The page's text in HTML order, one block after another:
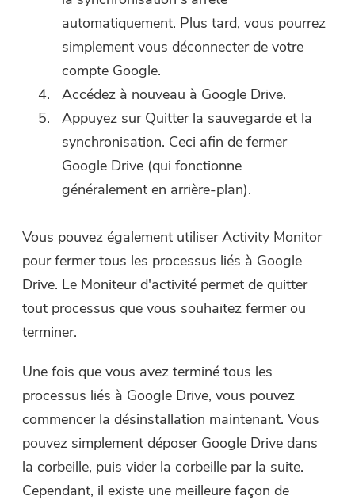
automatiquement. Plus tard, vous pourrez
simplement vous déconnecter de votre
compte Google.
Accédez à nouveau à Google Drive.
Appuyez sur Quitter la sauvegarde et la
synchronisation. Ceci afin de fermer
Google Drive (qui fonctionne
généralement en arrière-plan).
Vous pouvez également utiliser Activity Monitor
pour fermer tous les processus liés à Google
Drive. Le Moniteur d'activité permet de quitter
tout processus que vous souhaitez fermer ou
terminer.
Une fois que vous avez terminé tous les
processus liés à Google Drive, vous pouvez
commencer la désinstallation maintenant. Vous
pouvez simplement déposer Google Drive dans
la corbeille, puis vider la corbeille par la suite.
Cependant, il existe une meilleure façon de